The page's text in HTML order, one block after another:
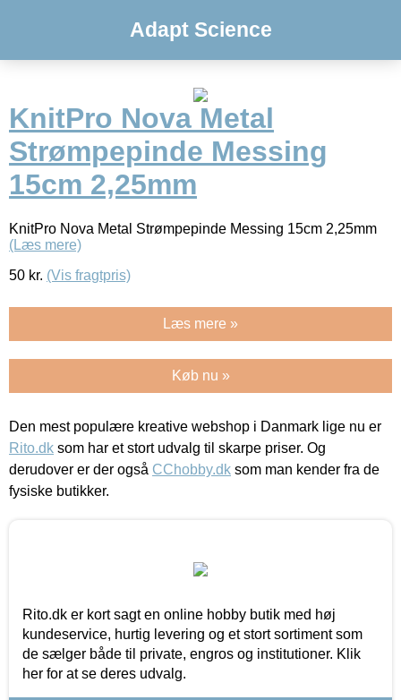
Adapt Science
KnitPro Nova Metal
Strømpepinde Messing
15cm 2,25mm
KnitPro Nova Metal Strømpepinde Messing 15cm 2,25mm
(Læs mere)
50 kr. (Vis fragtpris)
Læs mere »
Køb nu »
Den mest populære kreative webshop i Danmark lige nu er
Rito.dk som har et stort udvalg til skarpe priser. Og
derudover er der også CChobby.dk som man kender fra de
fysiske butikker.
Rito.dk er kort sagt en online hobby butik med høj
kundeservice, hurtig levering og et stort sortiment som
de sælger både til private, engros og institutioner. Klik
her for at se deres udvalg.